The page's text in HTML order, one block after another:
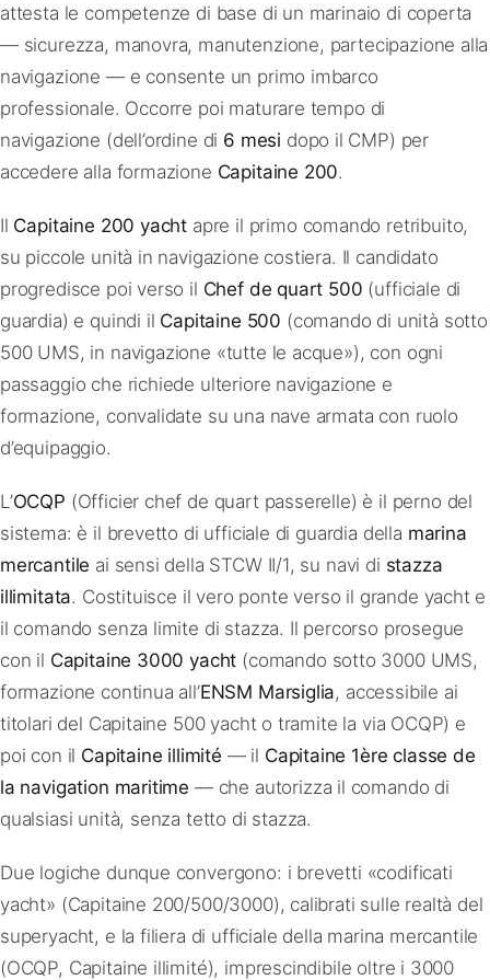
attesta le competenze di base di un marinaio di coperta
— sicurezza, manovra, manutenzione, partecipazione alla
navigazione — e consente un primo imbarco
professionale. Occorre poi maturare tempo di
navigazione (dell’ordine di 6 mesi dopo il CMP) per
accedere alla formazione Capitaine 200.
Il Capitaine 200 yacht apre il primo comando retribuito,
su piccole unità in navigazione costiera. Il candidato
progredisce poi verso il Chef de quart 500 (ufficiale di
guardia) e quindi il Capitaine 500 (comando di unità sotto
500 UMS, in navigazione «tutte le acque»), con ogni
passaggio che richiede ulteriore navigazione e
formazione, convalidate su una nave armata con ruolo
d’equipaggio.
L’OCQP (Officier chef de quart passerelle) è il perno del
sistema: è il brevetto di ufficiale di guardia della marina
mercantile ai sensi della STCW II/1, su navi di stazza
illimitata. Costituisce il vero ponte verso il grande yacht e
il comando senza limite di stazza. Il percorso prosegue
con il Capitaine 3000 yacht (comando sotto 3000 UMS,
formazione continua all’ENSM Marsiglia, accessibile ai
titolari del Capitaine 500 yacht o tramite la via OCQP) e
poi con il Capitaine illimité — il Capitaine 1ère classe de
la navigation maritime — che autorizza il comando di
qualsiasi unità, senza tetto di stazza.
Due logiche dunque convergono: i brevetti «codificati
yacht» (Capitaine 200/500/3000), calibrati sulle realtà del
superyacht, e la filiera di ufficiale della marina mercantile
(OCQP, Capitaine illimité), imprescindibile oltre i 3000